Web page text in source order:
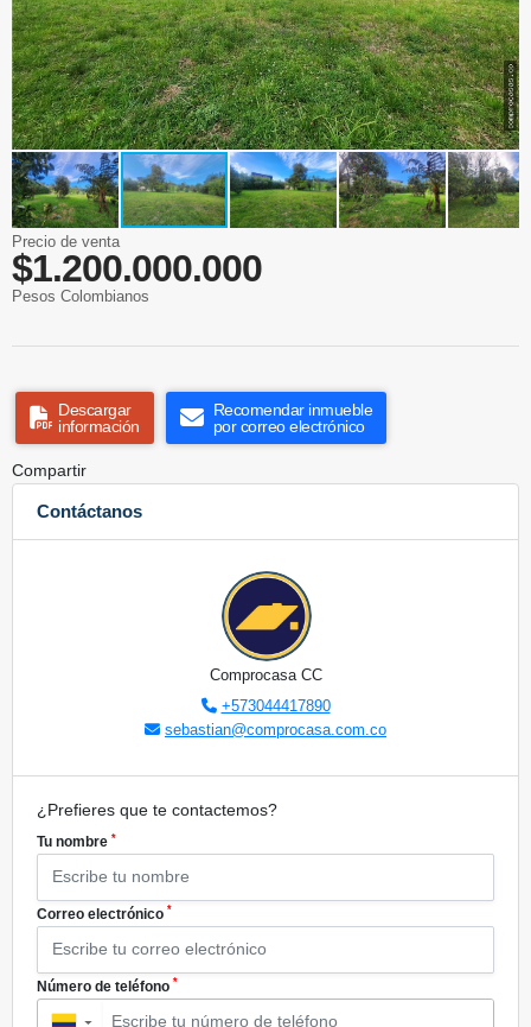
Precio de venta
$1.200.000.000
Pesos Colombianos
Descargar
información
Recomendar inmueble
por correo electrónico
Compartir
Contáctanos
Comprocasa CC
+573044417890
sebastian@comprocasa.com.co
¿Prefieres que te contactemos?
Tu nombre *
Correo electrónico *
Número de teléfono *
▼